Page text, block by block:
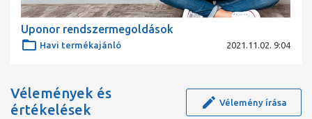
Uponor rendszermegoldások
Havi termékajánló 2021.11.02. 9:04
Vélemények és
értékelések
Vélemény írása